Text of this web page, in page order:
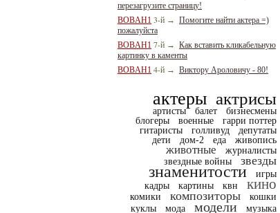
перезагрузите страницу!
BOBAH1 3-й → Помогите найти актера =)
пожалуйста
BOBAH1 7-й → Как вставить кликабельную
картинку в каменты
BOBAH1 4-й → Виктору Ароловичу - 80!
актеры актрисы
артисты балет
бизнесмены
блогеры
военные
гарри поттер
гитаристы
голливуд
депутаты
дети
дом-2 еда живопись
животные
журналисты
звездные войны
звезды
знаменитости
игры
кадры
картины квн кино
комики композиторы
кошки
куклы
мода модели музыка